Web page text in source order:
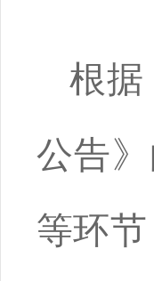
根据
公告
等环节